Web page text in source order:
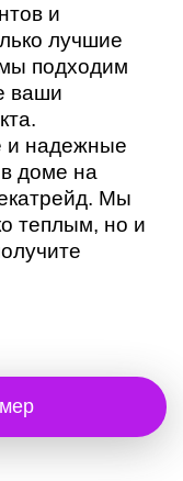
и
лучшие
подходим
ваши
и надежные
в доме на
Мы
теплым, но и